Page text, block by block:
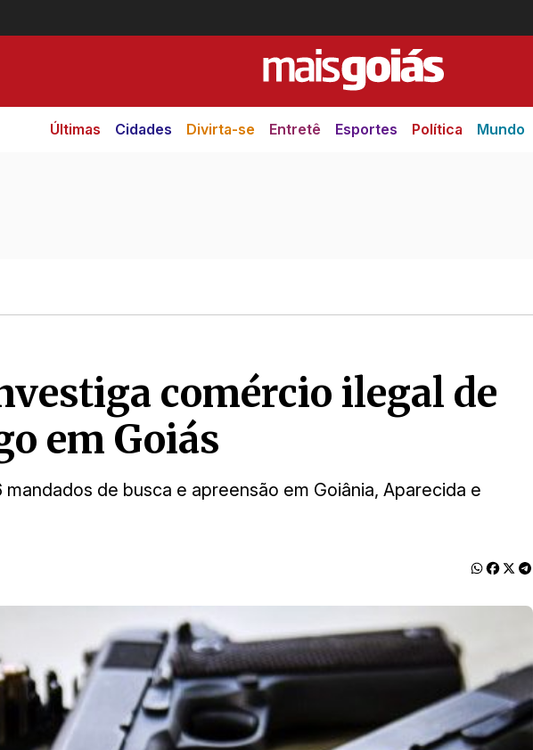
Últimas Cidades Divirta-se Entretê Esportes Política Mundo
comércio ilegal de
em Goiás
de busca e apreensão em Goiânia, Aparecida e